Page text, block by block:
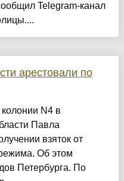
Telegram-канал
арестовали по
N4 в
Павла
взяток от
Об этом
Петербурга. По